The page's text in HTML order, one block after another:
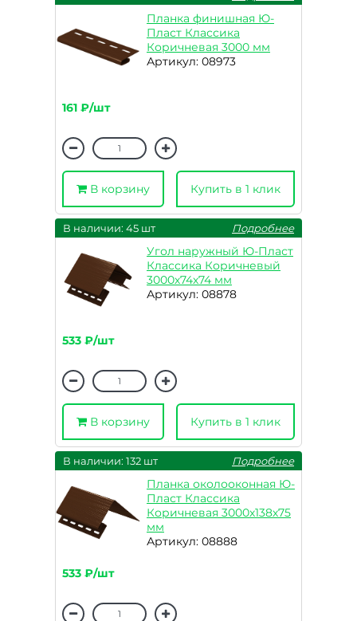
Планка финишная Ю-
Пласт Классика
Коричневая 3000 мм
Артикул: 08973
161 ₽/шт
В корзину Купить в 1 клик
В наличии: 45 шт Подробнее
Угол наружный Ю-Пласт
Классика Коричневый
3000х74х74 мм
Артикул: 08878
533 ₽/шт
В корзину Купить в 1 клик
В наличии: 132 шт Подробнее
Планка околооконная Ю-
Пласт Классика
Коричневая 3000х138х75
мм
Артикул: 08888
533 ₽/шт